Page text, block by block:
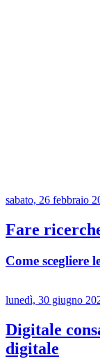
sabato, 26 febbraio
Fare
Come scegliere
lunedì, 30 giugno
Digitale
digitale